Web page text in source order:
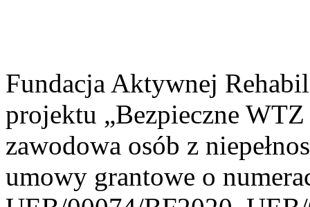
Fundacja Aktywnej
projektu „Bezpieczne
zawodowa osób z
umowy grantowe o